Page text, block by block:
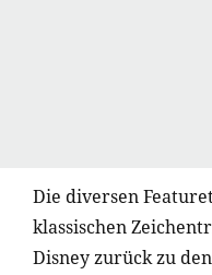
Die diversen
klassischen
Disney zurück zu